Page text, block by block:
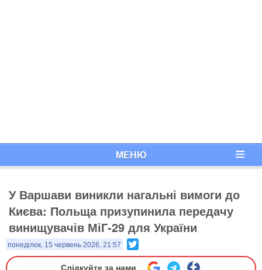
МЕНЮ
У Варшави виникли нагальні вимоги до
Києва: Польща призупинила передачу
винищувачів МіГ-29 для України
понеділок, 15 червень 2026, 21:57
Слідкуйте за нами